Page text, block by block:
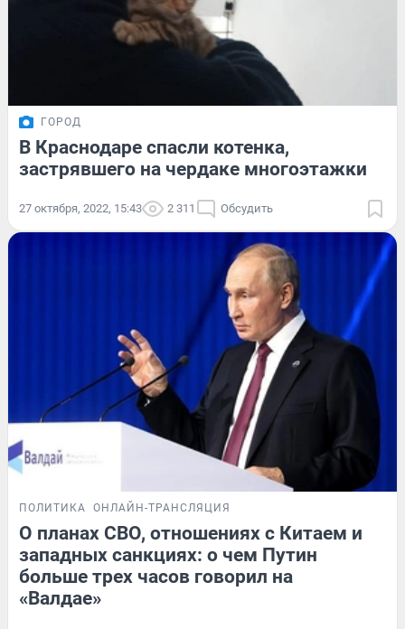
ГОРОД
В Краснодаре спасли котенка,
застрявшего на чердаке многоэтажки
27 октября, 2022, 15:43 2 311 Обсудить
ПОЛИТИКА ОНЛАЙН-ТРАНСЛЯЦИЯ
О планах СВО, отношениях с Китаем и
западных санкциях: о чем Путин
больше трех часов говорил на
«Валдае»